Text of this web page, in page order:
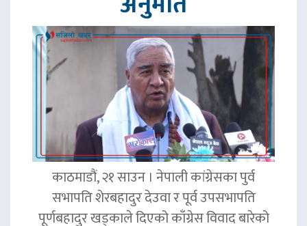
काठमाडौं, २१ साउन । नेपाली कांग्रेसका पुर्व
सभापति शेरबहादुर देउवा र पूर्व उपसभापति
पूर्णबहादुर खड्काले दिएको काँग्रेस विवाद बारेको